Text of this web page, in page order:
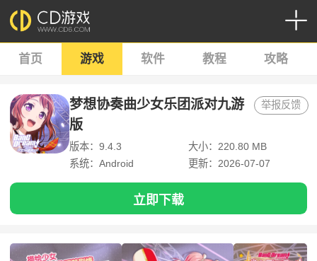
首页 游戏 软件 教程 攻略
梦想协奏曲少女乐团派对九游
版
版本：9.4.3
大小：220.80 MB
系统：Android
更新：2026-07-07
举报反馈
立即下载